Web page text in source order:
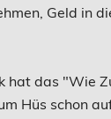
Geld in
hat das "Wie
Hüs schon